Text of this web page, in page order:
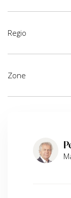
Regio
Zone